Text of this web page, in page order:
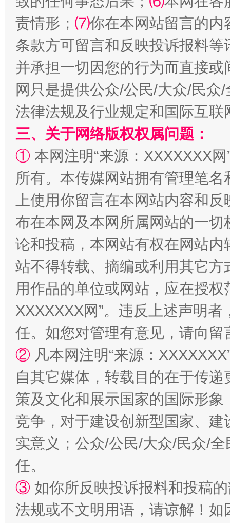
解纷+调解+退费，一次搞定
站台名比不上好声名
漫山遍野的桃花与雪山、麦地、白藏房 除
招工难、用工荒背后
责情形； ⑺你在本网站留言的内
条款方可留言和反映投诉报料
并承担一切因您的行为而直接
网只是提供公众/公民/大众/民
法律法规及行业规定和国际互
三、关于网络版权权属问题：
① 本网注明“来源：XXXXXXX
所有。本传媒网站拥有管理笔
上使用你留言在本网站内容和
布在本网及本网所属网站的一
论和投稿，本网站有权在网站
站不得转载、摘编或利用其它
用作品的单位或网站，应在授
XXXXXXX网”。违反上述声明
任。如您对管理有意见，请向
② 凡本网注明“来源：
自其它媒体，转载目的在于传
策及文化和展示国家的国际形
竞争，对于建设创新型国家、
实意义；公众/公民/大众/民众/
任。
③ 如你所反映投诉报料和投稿
法规或不文明用语，请谅解！